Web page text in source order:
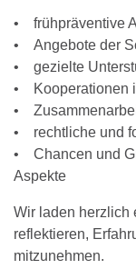
• frühpräventive
• Angebote der
• gezielte
• Kooperationen
•
• rechtliche und
• Chancen und
Aspekte
Wir laden herzlich
reflektieren,
mitzunehmen.